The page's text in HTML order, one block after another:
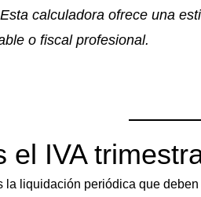
Esta calculadora ofrece una
o fiscal profesional.
el IVA
la liquidación periódica que